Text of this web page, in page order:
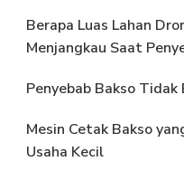
Berapa Luas Lahan
Menjangkau Saat
Penyebab Bakso
Mesin Cetak Bakso
Usaha Kecil